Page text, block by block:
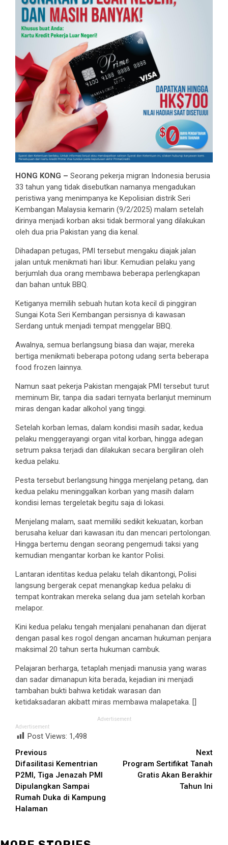
HONG KONG – Seorang pekerja migran Indonesia berusia
33 tahun yang tidak disebutkan namanya mengadukan
peristiwa yang menimpanya ke Kepolisian distrik Seri
Kembangan Malaysia kemarin (9/2/2025) malam setelah
dirinya menjadi korban aksi tidak bermoral yang dilakukan
oleh dua pria Pakistan yang dia kenal.
Dihadapan petugas, PMI tersebut mengaku diajak jalan
jalan untuk menikmati hari libur. Kemudian pelaku yang
berjumlah dua orang membawa beberapa perlengkapan
dan bahan untuk BBQ.
Ketiganya memilih sebuah hutan kota kecil di pinggiran
Sungai Kota Seri Kembangan persisnya di kawasan
Serdang untuk menjadi tempat menggelar BBQ.
Awalnya, semua berlangsung biasa dan wajar, mereka
bertiga menikmati beberapa potong udang serta beberapa
food frozen lainnya.
Namun saat pekerja Pakistan mengajak PMI tersebut turut
meminum Bir, tanpa dia sadari ternyata berlanjut meminum
miras dengan kadar alkohol yang tinggi.
Setelah korban lemas, dalam kondisi masih sadar, kedua
pelaku menggerayangi organ vital korban, hingga adegan
setrum paksa terjadi dan dilakukan secara bergiliran oleh
kedua pelaku.
Pesta tersebut berlangsung hingga menjelang petang, dan
kedua pelaku meninggalkan korban yang masih dalam
kondisi lemas tergeletak begitu saja di lokasi.
Menjelang malam, saat memiliki sedikit kekuatan, korban
berusaha keluar dari kawasan itu dan mencari pertolongan.
Hingga bertemu dengan seorang pengemudi taksi yang
kemudian mengantar korban ke kantor Polisi.
Lantaran identitas kedua pelaku telah dikantongi, Polisi
langsung bergerak cepat menangkap kedua pelaku di
tempat kontrakan mereka selang dua jam setelah korban
melapor.
Kini kedua pelaku tengah menjalani penahanan dan dijerat
dengan pasal kes rogol dengan ancaman hukuman penjara
maksimal 20 tahun serta hukuman cambuk.
Pelajaran berharga, tetaplah menjadi manusia yang waras
dan sadar dimanapun kita berada, kejadian ini menjadi
tambahan bukti bahwa ketidak warasan dan
ketidaksadaran akibatt miras membawa malapetaka. []
Advertisement
Advertisement
Post Views: 1,498
Continue
Reading
Previous
Difasilitasi Kementrian
P2MI, Tiga Jenazah PMI
Dipulangkan Sampai
Rumah Duka di Kampung
Halaman
Next
Program Sertifikat Tanah
Gratis Akan Berakhir
Tahun Ini